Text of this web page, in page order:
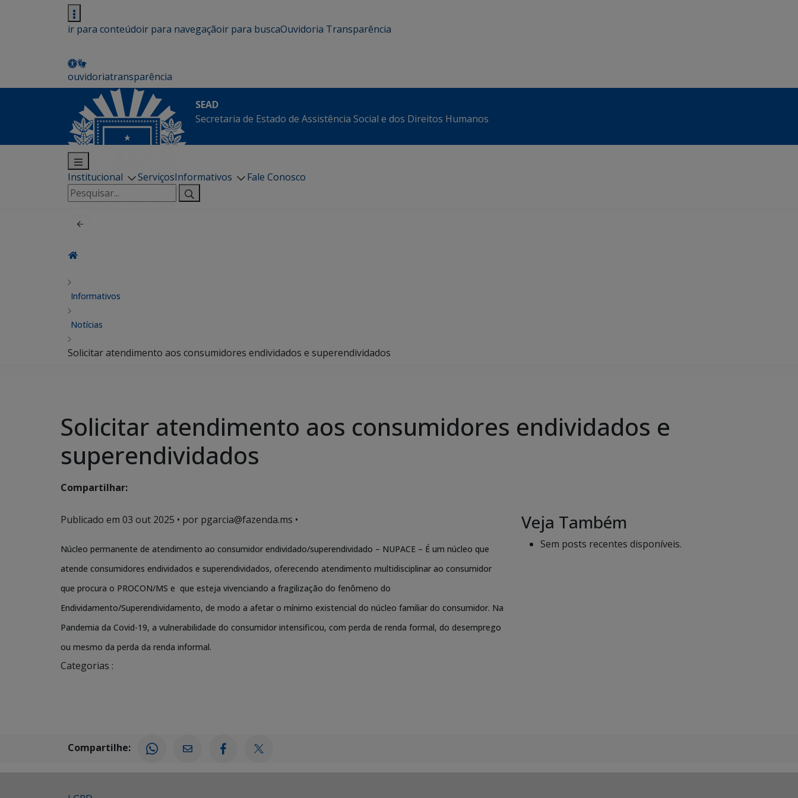
ir para conteúdoir para navegaçãoir para buscaOuvidoria Transparência
ouvidoriatransparência
SEAD
Secretaria de Estado de Assistência Social e dos Direitos Humanos
Institucional ServiçosInformativos
Fale Conosco
Pesquisar
por:
Informativos
Notícias
Solicitar atendimento aos consumidores endividados e superendividados
Solicitar atendimento aos consumidores endividados e
superendividados
Compartilhar:
Publicado em 03 out 2025 • por pgarcia@fazenda.ms •
Núcleo permanente de atendimento ao consumidor endividado/superendividado – NUPACE – É um núcleo que
atende consumidores endividados e superendividados, oferecendo atendimento multidisciplinar ao consumidor
que procura o PROCON/MS e que esteja vivenciando a fragilização do fenômeno do
Endividamento/Superendividamento, de modo a afetar o mínimo existencial do núcleo familiar do consumidor. Na
Pandemia da Covid-19, a vulnerabilidade do consumidor intensificou, com perda de renda formal, do desemprego
ou mesmo da perda da renda informal.
Categorias :
Veja Também
Sem posts recentes disponíveis.
Compartilhe: